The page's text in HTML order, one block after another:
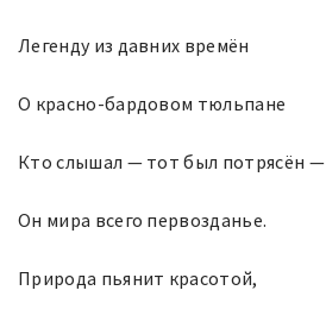
Легенду из давних времён
О красно-бардовом тюльпане
Кто слышал — тот был потрясён —
Он мира всего первозданье.
Природа пьянит красотой,